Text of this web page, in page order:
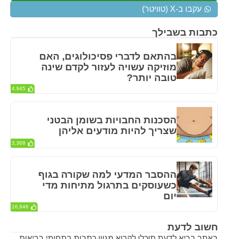
חשוב לדעת
כתבות בשבילך
בהתאם לדברי פסיכולוגים, האם
מוזיקה עשויה לעזור לקדם שינה
טובה יותר?
4,945
הסכנות החבויות בשומן הבטני
שצריך להיות מודעים אליהן
3,368
ההסבר המדעי למה שקורה בגוף
כשעוסקים בתרגול מתיחות מדי
יום
16,846
עקבו ב-X (טוויטר)